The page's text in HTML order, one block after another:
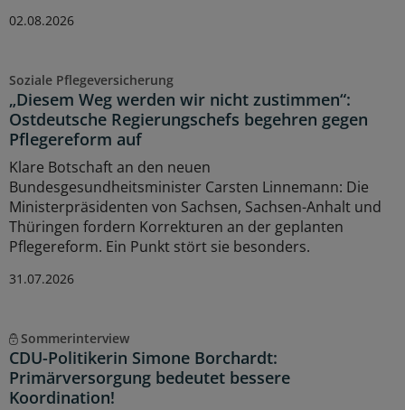
02.08.2026
Soziale Pflegeversicherung
„Diesem Weg werden wir nicht zustimmen“:
Ostdeutsche Regierungschefs begehren gegen
Pflegereform auf
Klare Botschaft an den neuen
Bundesgesundheitsminister Carsten Linnemann: Die
Ministerpräsidenten von Sachsen, Sachsen-Anhalt und
Thüringen fordern Korrekturen an der geplanten
Pflegereform. Ein Punkt stört sie besonders.
31.07.2026
Sommerinterview
CDU-Politikerin Simone Borchardt:
Primärversorgung bedeutet bessere
Koordination!